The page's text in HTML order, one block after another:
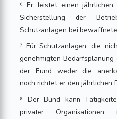
⁶ Er leistet einen jährlichen
Sicherstellung der
Schutzanlagen bei
⁷ Für Schutzanlagen, die
genehmigten
der Bund weder die
noch richtet er den jährlichen
⁸ Der Bund kann
privater